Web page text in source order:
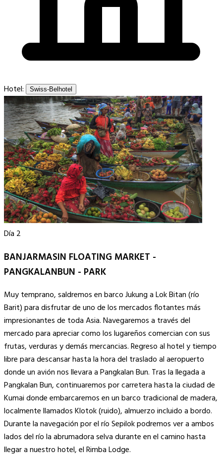
Hotel: Swiss-Belhotel
Día 2
BANJARMASIN FLOATING MARKET -
PANGKALANBUN - PARK
Muy temprano, saldremos en barco Jukung a Lok Bitan (río
Barit) para disfrutar de uno de los mercados flotantes más
impresionantes de toda Asia. Navegaremos a través del
mercado para apreciar como los lugareños comercian con sus
frutas, verduras y demás mercancias. Regreso al hotel y tiempo
libre para descansar hasta la hora del traslado al aeropuerto
donde un avión nos llevara a Pangkalan Bun. Tras la llegada a
Pangkalan Bun, continuaremos por carretera hasta la ciudad de
Kumai donde embarcaremos en un barco tradicional de madera,
localmente llamados Klotok (ruido), almuerzo incluido a bordo.
Durante la navegación por el río Sepilok podremos ver a ambos
lados del río la abrumadora selva durante en el camino hasta
llegar a nuestro hotel, el Rimba Lodge.